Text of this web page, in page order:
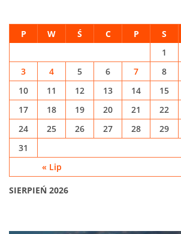
SIERPIEŃ 2026
P W Ś C P S
« Lip
1
3
4 5 6 7 8
10
11 12 13 14 15
17
18 19 20 21 22
24
25 26 27 28 29
31